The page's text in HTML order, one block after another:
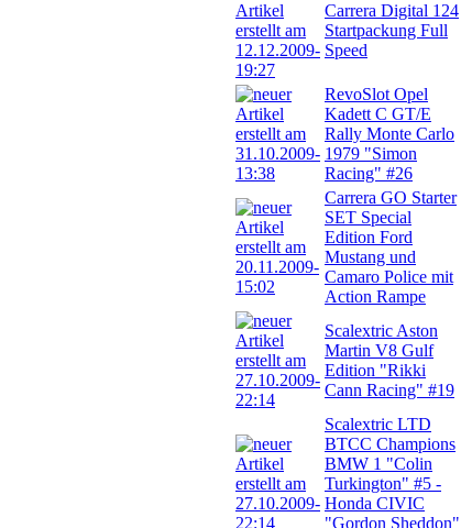
Carrera Digital 124
Startpackung Full
Speed
RevoSlot Opel
Kadett C GT/E
Rally Monte Carlo
1979 "Simon
Racing" #26
Carrera GO Starter
SET Special
Edition Ford
Mustang und
Camaro Police mit
Action Rampe
Scalextric Aston
Martin V8 Gulf
Edition "Rikki
Cann Racing" #19
Scalextric LTD
BTCC Champions
BMW 1 "Colin
Turkington" #5 -
Honda CIVIC
"Gordon Sheddon"